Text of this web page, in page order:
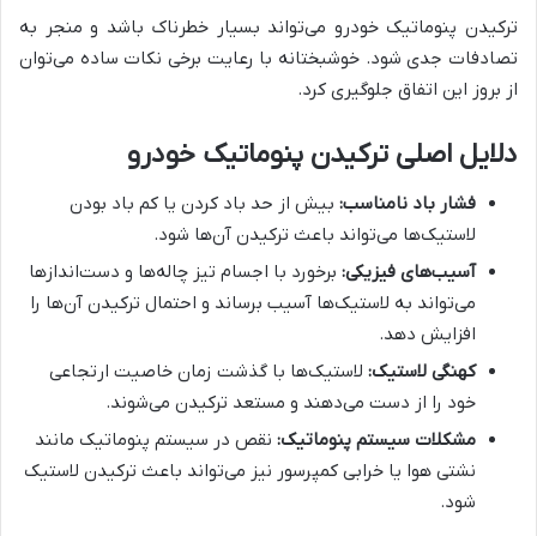
ترکیدن پنوماتیک خودرو می‌تواند بسیار خطرناک باشد و منجر به
تصادفات جدی شود. خوشبختانه با رعایت برخی نکات ساده می‌توان
از بروز این اتفاق جلوگیری کرد.
دلایل اصلی ترکیدن پنوماتیک خودرو
فشار باد نامناسب: بیش از حد باد کردن یا کم باد بودن
لاستیک‌ها می‌تواند باعث ترکیدن آن‌ها شود.
آسیب‌های فیزیکی: برخورد با اجسام تیز چاله‌ها و دست‌اندازها
می‌تواند به لاستیک‌ها آسیب برساند و احتمال ترکیدن آن‌ها را
افزایش دهد.
کهنگی لاستیک: لاستیک‌ها با گذشت زمان خاصیت ارتجاعی
خود را از دست می‌دهند و مستعد ترکیدن می‌شوند.
مشکلات سیستم پنوماتیک: نقص در سیستم پنوماتیک مانند
نشتی هوا یا خرابی کمپرسور نیز می‌تواند باعث ترکیدن لاستیک
شود.